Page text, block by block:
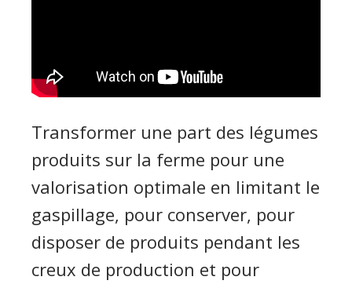
Transformer une part des légumes
produits sur la ferme pour une
valorisation optimale en limitant le
gaspillage, pour conserver, pour
disposer de produits pendant les
creux de production et pour